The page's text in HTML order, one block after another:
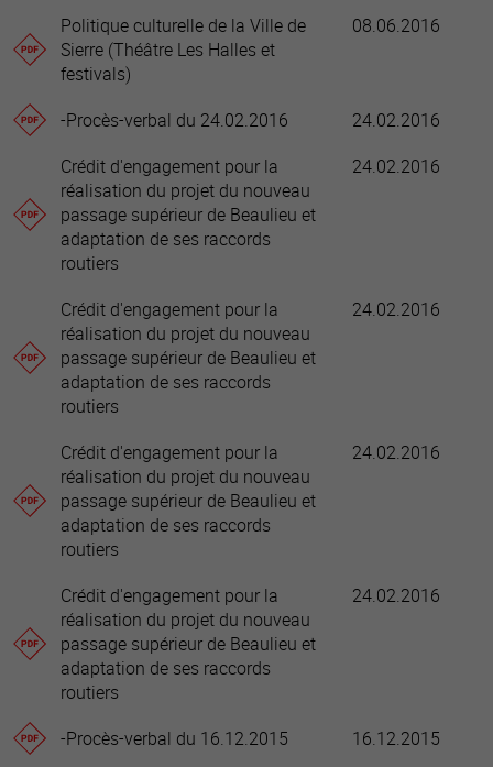
Politique culturelle de la Ville de
Sierre (Théâtre Les Halles et
festivals)
08.06.2016
-Procès-verbal du 24.02.2016
24.02.2016
Crédit d'engagement pour la
réalisation du projet du nouveau
passage supérieur de Beaulieu et
adaptation de ses raccords
routiers
24.02.2016
Crédit d'engagement pour la
réalisation du projet du nouveau
passage supérieur de Beaulieu et
adaptation de ses raccords
routiers
24.02.2016
Crédit d'engagement pour la
réalisation du projet du nouveau
passage supérieur de Beaulieu et
adaptation de ses raccords
routiers
24.02.2016
Crédit d'engagement pour la
réalisation du projet du nouveau
passage supérieur de Beaulieu et
adaptation de ses raccords
routiers
24.02.2016
-Procès-verbal du 16.12.2015
16.12.2015